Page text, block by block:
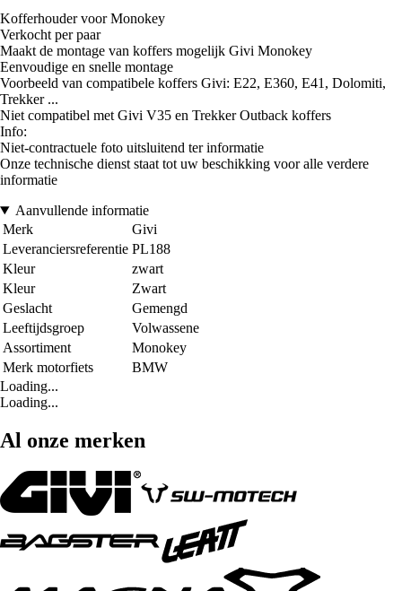
Kofferhouder voor Monokey
Verkocht per paar
Maakt de montage van koffers mogelijk Givi Monokey
Eenvoudige en snelle montage
Voorbeeld van compatibele koffers Givi: E22, E360, E41, Dolomiti,
Trekker ...
Niet compatibel met Givi V35 en Trekker Outback koffers
Info:
Niet-contractuele foto uitsluitend ter informatie
Onze technische dienst staat tot uw beschikking voor alle verdere
informatie
Aanvullende informatie
Merk
Givi
Leveranciersreferentie PL188
Kleur
zwart
Kleur
Zwart
Geslacht
Gemengd
Leeftijdsgroep
Volwassene
Assortiment
Monokey
Merk motorfiets
BMW
Loading...
Loading...
Al onze merken